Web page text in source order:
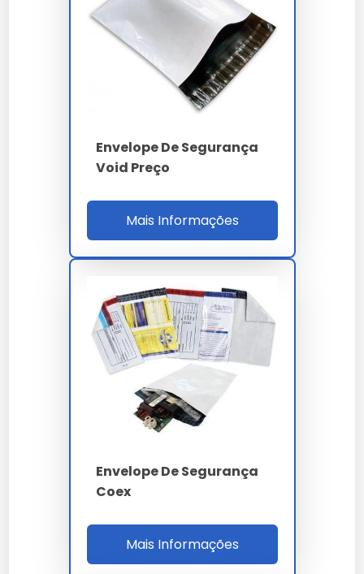
PARÂMETRO ESPECIFICAÇÃO
PE coextrusado tri-
camada
Fechamento
Zipper 500 ciclos +
Aderência lacre
32 N/25mm
NBR 14937 / ASTM
F2091
Envelope De Segurança
Void Preço
Mais Informações
Envelope De Segurança
Coex
Mais Informações